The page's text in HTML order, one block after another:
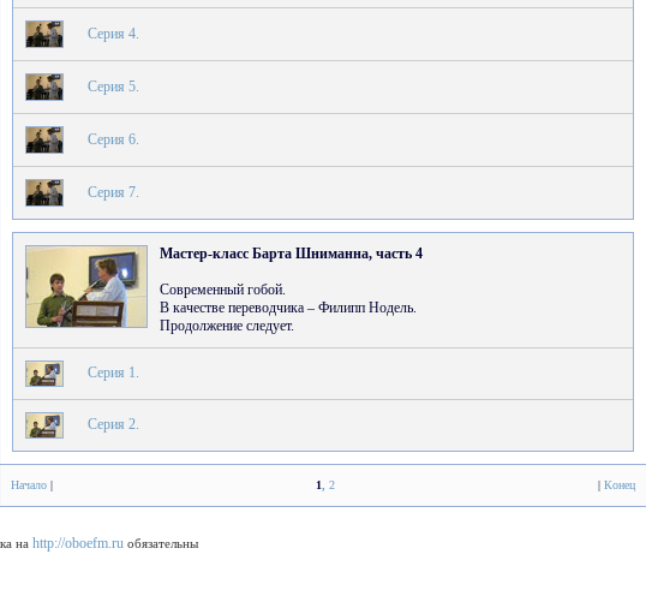
Серия 4.
Серия 5.
Серия 6.
Серия 7.
Мастер-класс Барта Шниманна, часть 4
Современный гобой.
В качестве переводчика – Филипп Нодель.
Продолжение следует.
Серия 1.
Серия 2.
Начало | 1 2 | Конец
на http://oboefm.ru обязательны